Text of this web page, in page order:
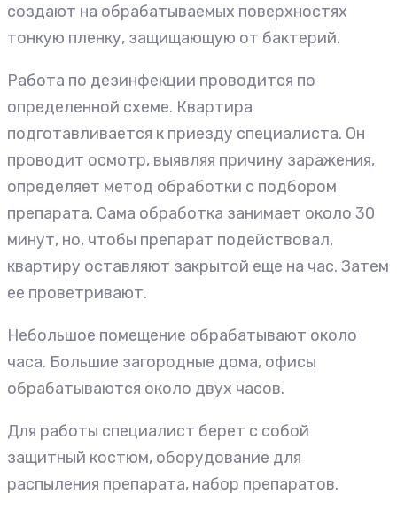
создают на обрабатываемых поверхностях
тонкую пленку, защищающую от бактерий.
Работа по дезинфекции проводится по
определенной схеме. Квартира
подготавливается к приезду специалиста. Он
проводит осмотр, выявляя причину заражения,
определяет метод обработки с подбором
препарата. Сама обработка занимает около 30
минут, но, чтобы препарат подействовал,
квартиру оставляют закрытой еще на час. Затем
ее проветривают.
Небольшое помещение обрабатывают около
часа. Большие загородные дома, офисы
обрабатываются около двух часов.
Для работы специалист берет с собой
защитный костюм, оборудование для
распыления препарата, набор препаратов.